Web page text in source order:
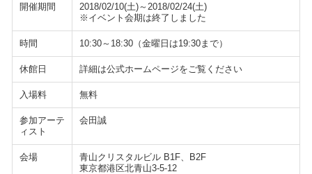
開催期間
2018/02/10(土)～2018/02/24(土)
※イベント会期は終了しました
時間 10:30～18:30（金曜日は19:30まで）
休館日 詳細は公式ホームページをご覧ください
入場料 無料
参加アーテ
ィスト
会田誠
会場
青山クリスタルビル B1F、B2F
東京都港区北青山3-5-12